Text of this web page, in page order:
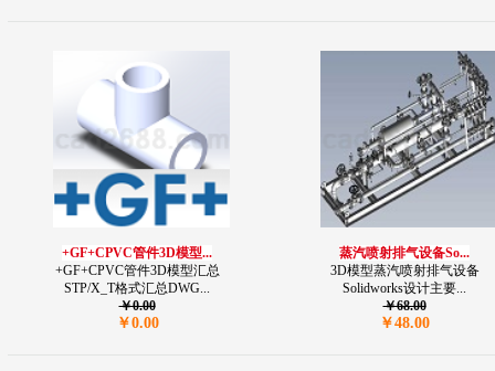
+GF+CPVC管件3D模型...
+GF+CPVC管件3D模型汇总
STP/X_T格式汇总DWG...
￥0.00
￥0.00
蒸汽喷射排气设备So...
3D模型蒸汽喷射排气设备
Solidworks设计主要...
￥68.00
￥48.00